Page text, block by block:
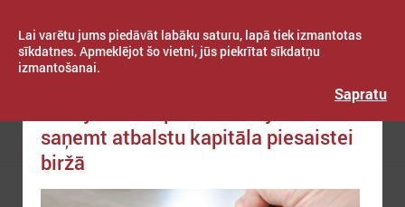
Lai varētu jums piedāvāt labāku saturu, lapā tiek izmantotas
sīkdatnes. Apmeklējot šo vietni, jūs piekrītat sīkdatņu
izmantošanai.
Sapratu
Izvēlne
saņemt atbalstu kapitāla piesaistei
biržā